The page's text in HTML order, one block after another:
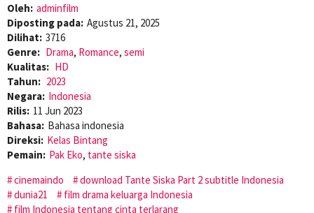
Oleh: adminfilm
Diposting pada: Agustus 21, 2025
Dilihat: 3716
Genre: Drama, Romance, semi
Kualitas: HD
Tahun: 2023
Negara: Indonesia
Rilis: 11 Jun 2023
Bahasa: Bahasa indonesia
Direksi: Kelas Bintang
Pemain: Pak Eko, tante siska
cinemaindo
download Tante Siska Part 2 subtitle Indonesia
dunia21
film drama keluarga Indonesia
film Indonesia tentang cinta terlarang